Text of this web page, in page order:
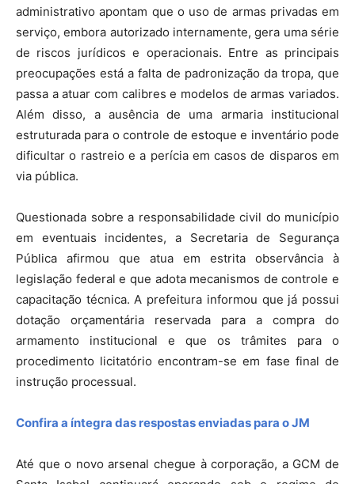
administrativo apontam que o uso de armas privadas em
serviço, embora autorizado internamente, gera uma série
de riscos jurídicos e operacionais. Entre as principais
preocupações está a falta de padronização da tropa, que
passa a atuar com calibres e modelos de armas variados.
Além disso, a ausência de uma armaria institucional
estruturada para o controle de estoque e inventário pode
dificultar o rastreio e a perícia em casos de disparos em
via pública.
Questionada sobre a responsabilidade civil do município
em eventuais incidentes, a Secretaria de Segurança
Pública afirmou que atua em estrita observância à
legislação federal e que adota mecanismos de controle e
capacitação técnica. A prefeitura informou que já possui
dotação orçamentária reservada para a compra do
armamento institucional e que os trâmites para o
procedimento licitatório encontram-se em fase final de
instrução processual.
Confira a íntegra das respostas enviadas para o JM
Até que o novo arsenal chegue à corporação, a GCM de